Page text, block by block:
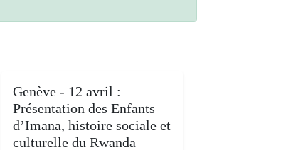
Genève - 12 avril :
Présentation des Enfants
d’Imana, histoire sociale et
culturelle du Rwanda